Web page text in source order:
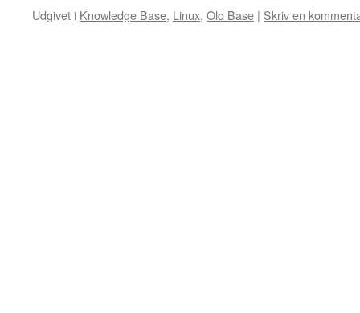
Udgivet i Knowledge Base, Linux, Old Base | Skriv en